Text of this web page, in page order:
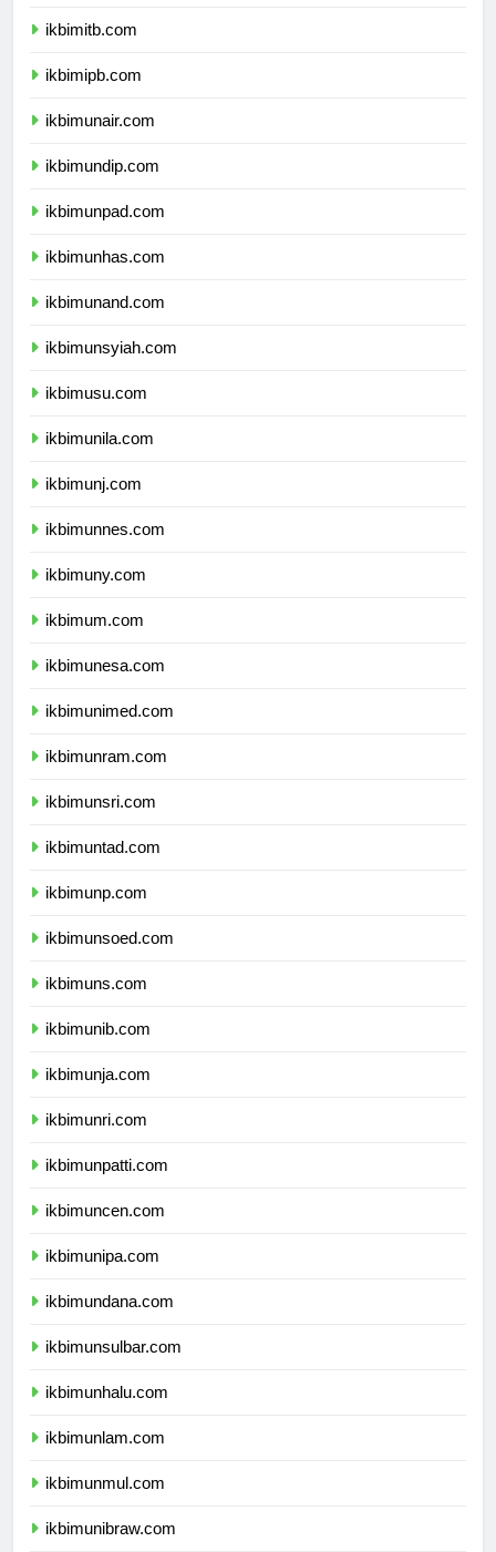
ikbimitb.com
ikbimipb.com
ikbimunair.com
ikbimundip.com
ikbimunpad.com
ikbimunhas.com
ikbimunand.com
ikbimunsyiah.com
ikbimusu.com
ikbimunila.com
ikbimunj.com
ikbimunnes.com
ikbimuny.com
ikbimum.com
ikbimunesa.com
ikbimunimed.com
ikbimunram.com
ikbimunsri.com
ikbimuntad.com
ikbimunp.com
ikbimunsoed.com
ikbimuns.com
ikbimunib.com
ikbimunja.com
ikbimunri.com
ikbimunpatti.com
ikbimuncen.com
ikbimunipa.com
ikbimundana.com
ikbimunsulbar.com
ikbimunhalu.com
ikbimunlam.com
ikbimunmul.com
ikbimunibraw.com